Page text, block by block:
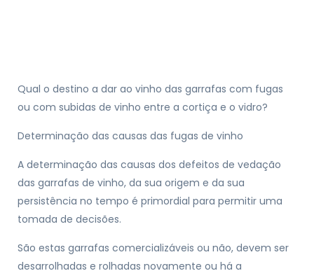
Qual o destino a dar ao vinho das garrafas com fugas
ou com subidas de vinho entre a cortiça e o vidro?
Determinação das causas das fugas de vinho
A determinação das causas dos defeitos de vedação
das garrafas de vinho, da sua origem e da sua
persistência no tempo é primordial para permitir uma
tomada de decisões.
São estas garrafas comercializáveis ou não, devem ser
desarrolhadas e rolhadas novamente ou há a